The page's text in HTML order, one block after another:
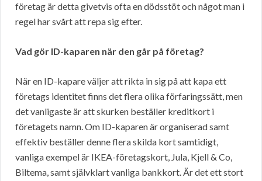
företag är detta givetvis ofta en dödsstöt och något man i
regel har svårt att repa sig efter.
Vad gör ID-kaparen när den går på företag?
När en ID-kapare väljer att rikta in sig på att kapa ett
företags identitet finns det flera olika förfaringssätt, men
det vanligaste är att skurken beställer kreditkort i
företagets namn. Om ID-kaparen är organiserad samt
effektiv beställer denne flera skilda kort samtidigt,
vanliga exempel är IKEA-företagskort, Jula, Kjell & Co,
Biltema, samt självklart vanliga bankkort. Är det ett stort